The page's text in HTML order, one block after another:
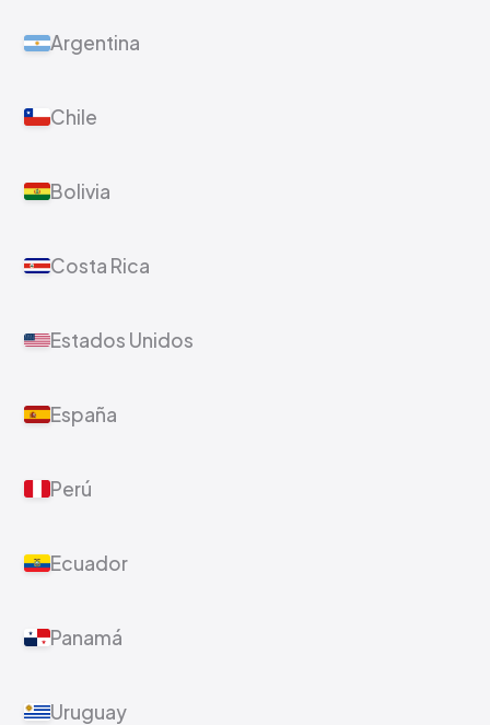
Argentina
Chile
Bolivia
Costa Rica
Estados Unidos
España
Perú
Ecuador
Panamá
Uruguay